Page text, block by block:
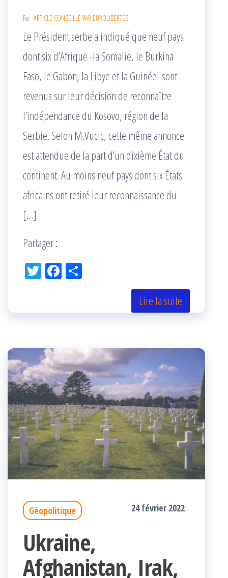
Par ARTICLE CONSEILLÉ PAR EUROLIBERTÉS
Le Président serbe a indiqué que neuf pays
dont six d’Afrique -la Somalie, le Burkina
Faso, le Gabon, la Libye et la Guinée- sont
revenus sur leur décision de reconnaître
l’indépendance du Kosovo, région de la
Serbie. Selon M.Vucic, cette même annonce
est attendue de la part d’un dixième État du
continent. Au moins neuf pays dont six États
africains ont retiré leur reconnaissance du
[…]
Partager :
Tw Fac
k r
Lire la suite
Géopolitique 24 février 2022
Ukraine,
Afghanistan, Irak,